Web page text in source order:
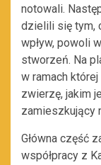
notowali.
dzielili się tym,
wpływ, powoli
stworzeń. Na
w ramach
zwierzę, jakim
zamieszkujący
Główna część
współpracy z